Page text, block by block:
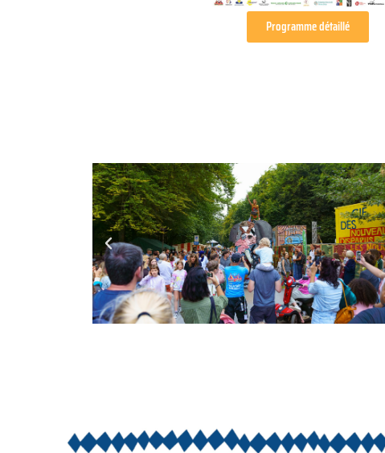
Programme détaillé